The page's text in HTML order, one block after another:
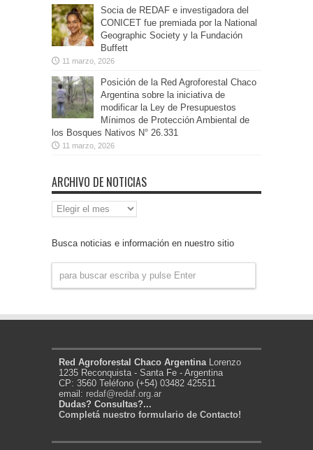
Socia de REDAF e investigadora del
CONICET fue premiada por la National
Geographic Society y la Fundación
Buffett
11 marzo, 2026
Posición de la Red Agroforestal Chaco
Argentina sobre la iniciativa de
modificar la Ley de Presupuestos
Mínimos de Protección Ambiental de
los Bosques Nativos N° 26.331
11 marzo, 2026
ARCHIVO DE NOTICIAS
Archivo
de
Busca noticias e información en nuestro sitio
Red Agroforestal Chaco ArgentinaLorenzo
1235 Reconquista - Santa Fe - Argentina
CP: 3560 Teléfono (+54) 03482 425511
email: redaf@redaf.org.ar
Dudas? Consultas?...
Completá nuestro formulario de Contacto!